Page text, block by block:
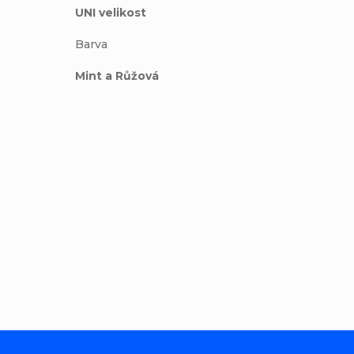
UNI velikost
Barva
Mint a Růžová